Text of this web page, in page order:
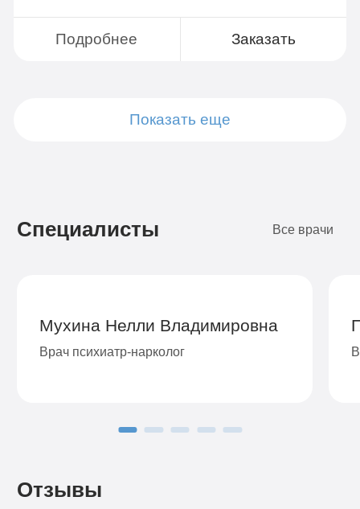
Подробнее Заказать
Показать еще
Специалисты Все врачи
Мухина Нелли Владимировна
Врач психиатр-нарколог
Отзывы